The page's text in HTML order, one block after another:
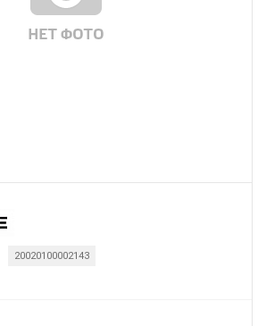
20020100002143